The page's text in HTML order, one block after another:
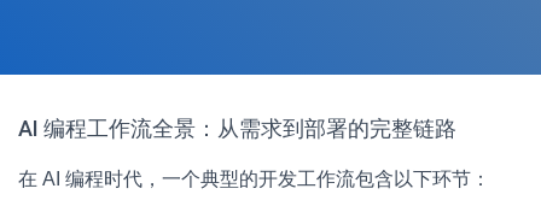
AI 编程工作流全景：从需求到部署的完整链路
在 AI 编程时代，一个典型的开发工作流包含以下环节：